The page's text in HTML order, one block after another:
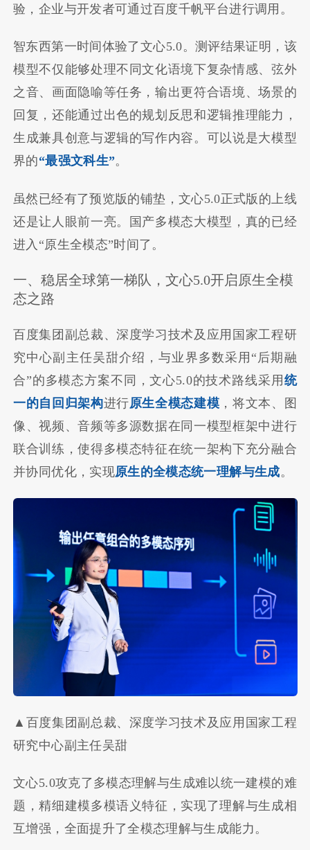
验，企业与开发者可通过百度千帆平台进行调用。
智东西第一时间体验了文心5.0。测评结果证明，该
模型不仅能够处理不同文化语境下复杂情感、弦外
之音、画面隐喻等任务，输出更符合语境、场景的
回复，还能通过出色的规划反思和逻辑推理能力，
生成兼具创意与逻辑的写作内容。可以说是大模型
界的“最强文科生”。
虽然已经有了预览版的铺垫，文心5.0正式版的上线
还是让人眼前一亮。国产多模态大模型，真的已经
进入“原生全模态”时间了。
一、稳居全球第一梯队，文心5.0开启原生全模
态之路
百度集团副总裁、深度学习技术及应用国家工程研
究中心副主任吴甜介绍，与业界多数采用“后期融
合”的多模态方案不同，文心5.0的技术路线采用 统
一的自回归架构进行原生全模态建模 ，将文本、图
像、视频、音频等多源数据在同一模型框架中进行
联合训练，使得多模态特征在统一架构下充分融合
并协同优化，实现原生的全模态统一理解与生成。
▲百度集团副总裁、深度学习技术及应用国家工程
研究中心副主任吴甜
文心5.0攻克了多模态理解与生成难以统一建模的难
题，精细建模多模语义特征，实现了理解与生成相
互增强，全面提升了全模态理解与生成能力。